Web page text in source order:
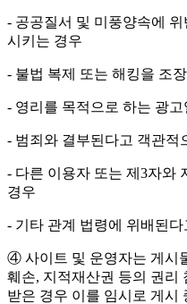
- 공공질서 및 미풍양속에
시키는 경우
- 불법 복제 또는 해킹을 조
- 영리를 목적으로 하는 광고
- 범죄와 결부된다고 객관적
- 다른 이용자 또는 제3자와
경우
- 기타 관계 법령에 위배된
④ 사이트 및 운영자는 게시
훼손, 지적재산권 등의 권리
받은 경우 이를 임시로 게시